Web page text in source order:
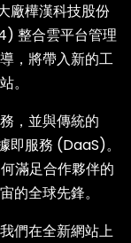
廠樺漢科技股份
整合雲平台管理
，將帶入新的工
。
，並與傳統的
即服務 (DaaS)。
滿足合作夥伴的
的全球先鋒。
們在全新網站上